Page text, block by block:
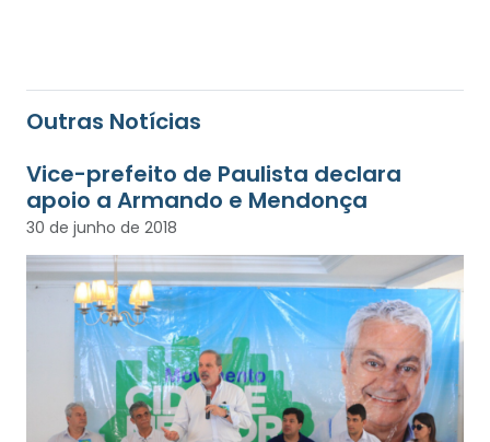
Outras Notícias
Vice-prefeito de Paulista declara
apoio a Armando e Mendonça
30 de junho de 2018